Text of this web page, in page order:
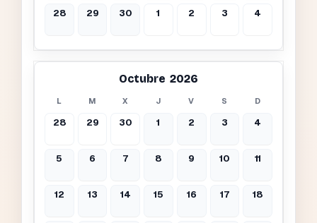
28 29 30 1 2 3 4
Octubre 2026
L M X J V S D
28 29 30 1 2 3 4
5 6 7 8 9 10 11
12 13 14 15 16 17 18